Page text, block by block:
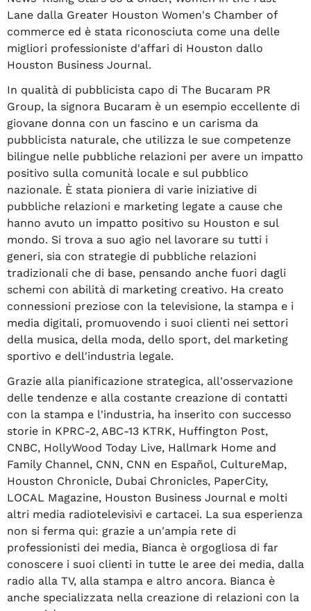
Lane dalla Greater Houston Women's Chamber of
commerce ed è stata riconosciuta come una delle
migliori professioniste d'affari di Houston dallo
Houston Business Journal.
In qualità di pubblicista capo di The Bucaram PR
Group, la signora Bucaram è un esempio eccellente di
giovane donna con un fascino e un carisma da
pubblicista naturale, che utilizza le sue competenze
bilingue nelle pubbliche relazioni per avere un impatto
positivo sulla comunità locale e sul pubblico
nazionale. È stata pioniera di varie iniziative di
pubbliche relazioni e marketing legate a cause che
hanno avuto un impatto positivo su Houston e sul
mondo. Si trova a suo agio nel lavorare su tutti i
generi, sia con strategie di pubbliche relazioni
tradizionali che di base, pensando anche fuori dagli
schemi con abilità di marketing creativo. Ha creato
connessioni preziose con la televisione, la stampa e i
media digitali, promuovendo i suoi clienti nei settori
della musica, della moda, dello sport, del marketing
sportivo e dell'industria legale.
Grazie alla pianificazione strategica, all'osservazione
delle tendenze e alla costante creazione di contatti
con la stampa e l'industria, ha inserito con successo
storie in KPRC-2, ABC-13 KTRK, Huffington Post,
CNBC, HollyWood Today Live, Hallmark Home and
Family Channel, CNN, CNN en Español, CultureMap,
Houston Chronicle, Dubai Chronicles, PaperCity,
LOCAL Magazine, Houston Business Journal e molti
altri media radiotelevisivi e cartacei. La sua esperienza
non si ferma qui: grazie a un'ampia rete di
professionisti dei media, Bianca è orgogliosa di far
conoscere i suoi clienti in tutte le aree dei media, dalla
radio alla TV, alla stampa e altro ancora. Bianca è
anche specializzata nella creazione di relazioni con la